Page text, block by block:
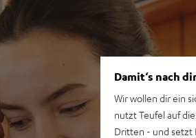
Damit‘s nach
Wir wollen dir ein
nutzt Teufel auf
Dritten - und setzt